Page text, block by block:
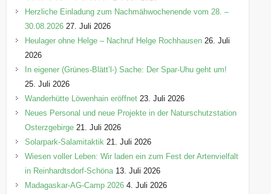
Herzliche Einladung zum Nachmähwochenende vom 28. –
30.08.2026 27. Juli 2026
Heulager ohne Helge – Nachruf Helge Rochhausen 26. Juli
2026
In eigener (Grünes-Blätt’l-) Sache: Der Spar-Uhu geht um!
25. Juli 2026
Wanderhütte Löwenhain eröffnet 23. Juli 2026
Neues Personal und neue Projekte in der Naturschutzstation
Osterzgebirge 21. Juli 2026
Solarpark-Salamitaktik 21. Juli 2026
Wiesen voller Leben: Wir laden ein zum Fest der Artenvielfalt
in Reinhardtsdorf-Schöna 13. Juli 2026
Madagaskar-AG-Camp 2026 4. Juli 2026